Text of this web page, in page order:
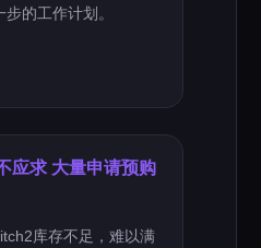
步的工作计划。
应求 大量申请预购
库存不足，难以满